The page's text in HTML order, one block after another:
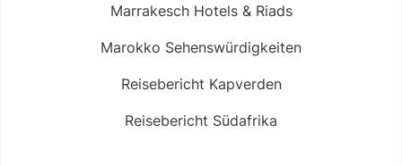
Marrakesch Hotels & Riads
Marokko Sehenswürdigkeiten
Reisebericht Kapverden
Reisebericht Südafrika